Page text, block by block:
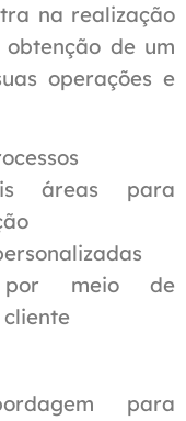
na realização
de um
operações e
áreas para
por meio de
para